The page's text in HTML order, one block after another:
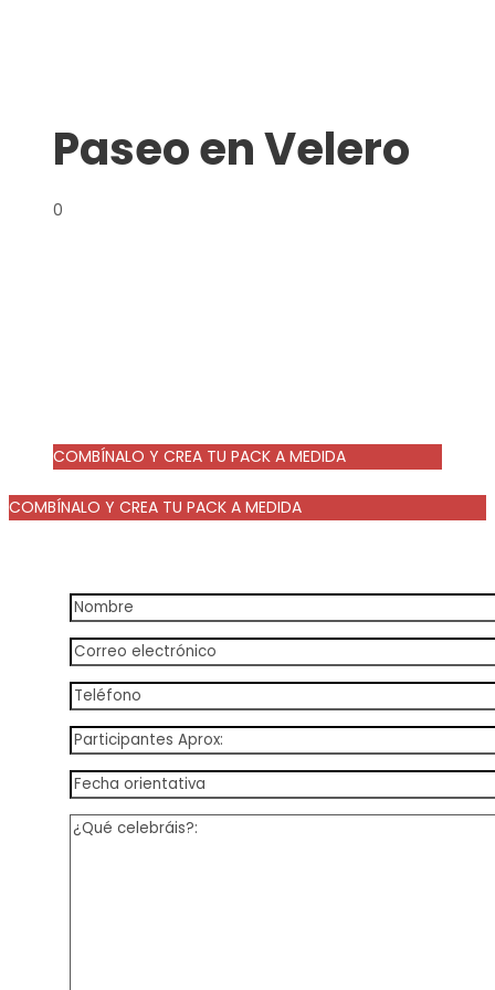
Paseo en Velero
0
COMBÍNALO Y CREA TU PACK A MEDIDA
COMBÍNALO Y CREA TU PACK A MEDIDA